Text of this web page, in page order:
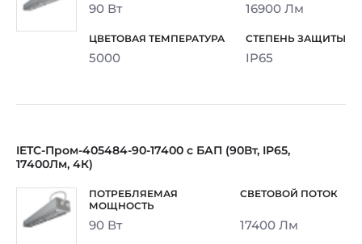
90 Вт 16900 Лм
5000 IP65
IETC-Пром-405484-90-17400 c БАП (90Вт, IP65,
17400Лм, 4К)
90 Вт 17400 Лм